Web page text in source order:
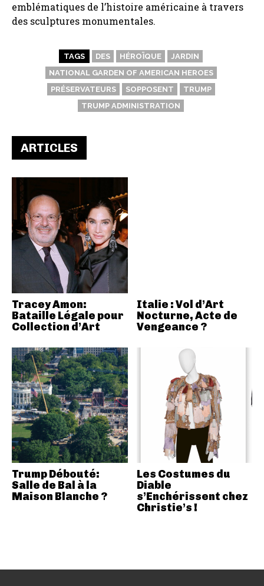
emblématiques de l’histoire américaine à travers
des sculptures monumentales.
TAGS DES HÉROÏQUE
JARDIN
NATIONAL GARDEN OF AMERICAN HEROES
PRÉSERVATEURS
SOPPOSENT
TRUMP
TRUMP ADMINISTRATION
ARTICLES
Tracey Amon:
Bataille Légale pour
Collection d’Art
Italie : Vol d’Art
Nocturne, Acte de
Vengeance ?
Trump Débouté:
Salle de Bal à la
Maison Blanche ?
Les Costumes du
Diable
s’Enchérissent chez
Christie’s !